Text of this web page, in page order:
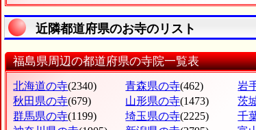
近隣都道府県のお寺のリスト
福島県周辺の都道府県の寺院一覧表
北海道の寺(2340) 青森県の寺(462) 岩
秋田県の寺(679) 山形県の寺(1473) 茨
群馬県の寺(1199) 埼玉県の寺(2225) 千